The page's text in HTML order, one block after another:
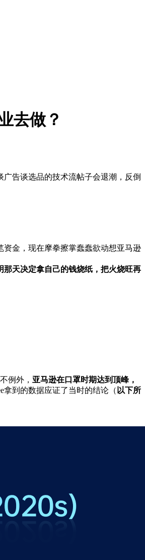
去做？
告谈选品的技术流帖子会退潮，反倒
资金，现在摩拳擦掌蠢蠢欲动想亚马逊
天决定拿自己的钱烧纸，把火烧旺再
例外， 亚马逊在口罩时期达到顶峰，
到的数据应证了当时的结论（ 以下所